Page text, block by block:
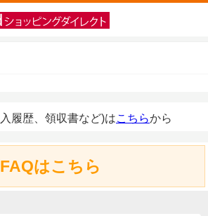
履歴、領収書など)はこちらから
FAQはこちら